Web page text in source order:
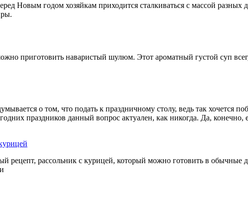
Новым годом хозяйкам приходится сталкиваться с массой
приготовить наваристый шулюм. Этот ароматный густой суп
о том, что подать к праздничному столу, ведь так
праздников данный вопрос актуален, как никогда. Да, конечно,
рецепт, рассольник с курицей, который можно готовить в обычные